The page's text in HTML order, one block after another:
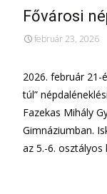
Fővárosi
február 23, 2026
2026. február 21-
túl”
Fazekas Mihály
Gimnáziumban.
az 5.-6.